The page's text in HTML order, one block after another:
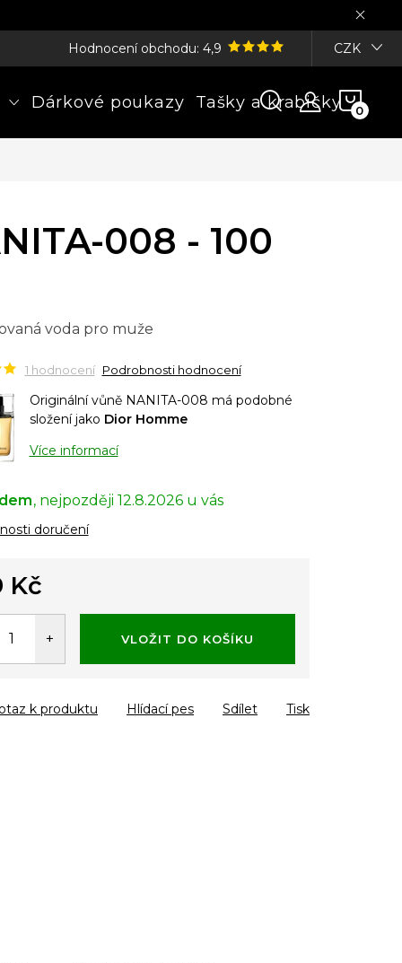
Hodnocení obchodu: 4,9 CZK
Dárkové poukazy Tašky a krabičky
008 - 100
voda pro muže
1 hodnocení Podrobnosti hodnocení
Originální vůně NANITA-008 má podobné
složení jako Dior Homme
Více informací
12.8.2026
doručení
Kč
VLOŽIT DO KOŠÍKU
Tisk
k produktu Hlídací pes Sdílet